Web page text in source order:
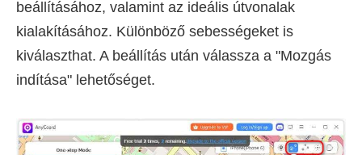
beállításához, valamint az ideális útvonalak
kialakításához. Különböző sebességeket is
kiválaszthat. A beállítás után válassza a "Mozgás
indítása" lehetőséget.